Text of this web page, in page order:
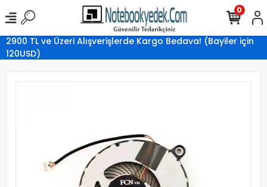
2900 TL ve Üzeri Alışverişlerde Kargo Bedava! (Bayiler için
120USD)
0